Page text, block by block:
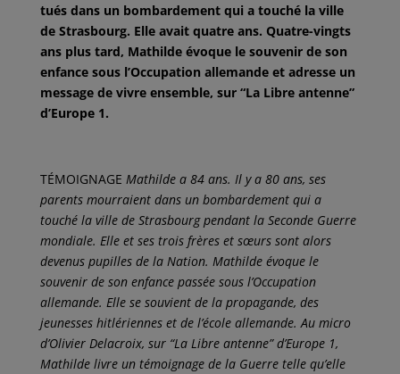
tués dans un bombardement qui a touché la ville
de Strasbourg. Elle avait quatre ans. Quatre-vingts
ans plus tard, Mathilde évoque le souvenir de son
enfance sous l’Occupation allemande et adresse un
message de vivre ensemble, sur “La Libre antenne”
d’Europe 1.
TÉMOIGNAGE Mathilde a 84 ans. Il y a 80 ans, ses
parents mourraient dans un bombardement qui a
touché la ville de Strasbourg pendant la Seconde Guerre
mondiale. Elle et ses trois frères et sœurs sont alors
devenus pupilles de la Nation. Mathilde évoque le
souvenir de son enfance passée sous l’Occupation
allemande. Elle se souvient de la propagande, des
jeunesses hitlériennes et de l’école allemande. Au micro
d’Olivier Delacroix, sur “La Libre antenne” d’Europe 1,
Mathilde livre un témoignage de la Guerre telle qu’elle